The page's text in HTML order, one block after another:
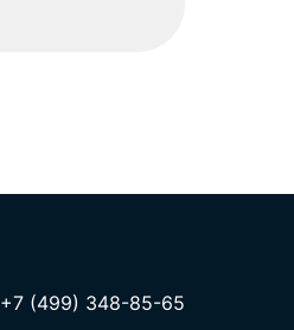
+7 (499) 348-85-65